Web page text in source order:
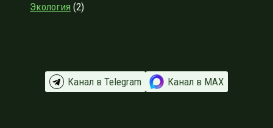
Экология (2)
Канал в Telegram Канал в МАХ